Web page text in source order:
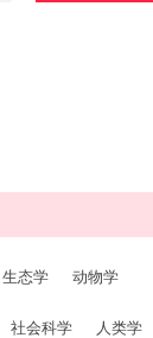
生态学 动物学
社会科学 人类学